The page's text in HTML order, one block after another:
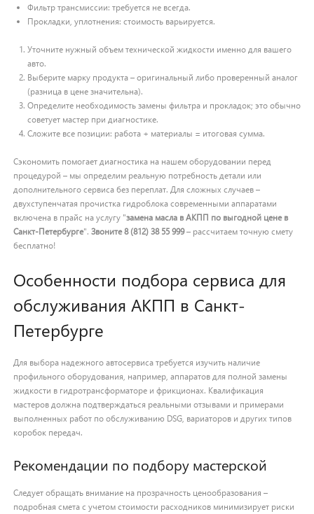
Фильтр трансмиссии: требуется не всегда.
Прокладки, уплотнения: стоимость варьируется.
Уточните нужный объем технической жидкости именно для вашего
авто.
Выберите марку продукта – оригинальный либо проверенный аналог
(разница в цене значительна).
Определите необходимость замены фильтра и прокладок; это обычно
советует мастер при диагностике.
Сложите все позиции: работа + материалы = итоговая сумма.
Cэкономить помогает диагностика на нашем оборудовании перед
процедурой – мы определим реальную потребность детали или
дополнительного сервиса без переплат. Для сложных случаев –
двухступенчатая прочистка гидроблока современными аппаратами
включена в прайс на услугу "замена масла в АКПП по выгодной цене в
Санкт-Петербурге". Звоните 8 (812) 38 55 999– рассчитаем точную смету
бесплатно!
Особенности подбора сервиса для
обслуживания АКПП в Санкт-
Петербурге
Для выбора надежного автосервиса требуется изучить наличие
профильного оборудования, например, аппаратов для полной замены
жидкости в гидротрансформаторе и фрикционах. Квалификация
мастеров должна подтверждаться реальными отзывами и примерами
выполненных работ по обслуживанию DSG, вариаторов и других типов
коробок передач.
Рекомендации по подбору мастерской
Следует обращать внимание на прозрачность ценообразования –
подробная смета с учетом стоимости расходников минимизирует риски